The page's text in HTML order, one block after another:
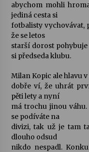
abychom mohli
jediná cesta si
fotbalisty vychovávat,
že se letos
starší dorost
si předseda klubu.
Milan Kopic ale hlavu
dobře ví, že uhrát
pěti lety a nyní
má trochu jinou
se podíváte na
divizi, tak už je tam
dlouho odsud
nikdo nespadl.